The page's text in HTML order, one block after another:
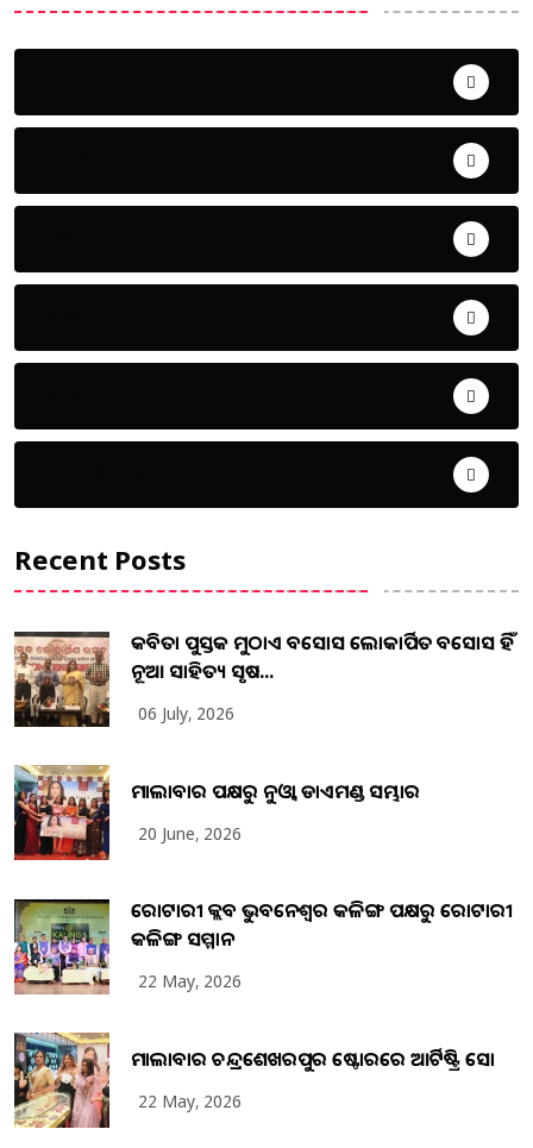
Recent Posts
କବିତା ପୁସ୍ତକ ମୁଠାଏ ଅବସୋସ ଲୋକାର୍ପିତ ଅବସୋସ ହିଁ
ନୂଆ ସାହିତ୍ୟ ସୃଷ...
06 July, 2026
ମାଲାବାର ପକ୍ଷରୁ ନୁଓ୍ବା ଡାଏମଣ୍ଡ ସମ୍ଭାର
20 June, 2026
ରୋଟାରୀ କ୍ଲବ ଭୁବନେଶ୍ୱର କଳିଙ୍ଗ ପକ୍ଷରୁ ରୋଟାରୀ
କଳିଙ୍ଗ ସମ୍ମାନ
22 May, 2026
ମାଲାବାର ଚନ୍ଦ୍ରଶେଖରପୁର ଷ୍ଟୋରରେ ଆର୍ଟିଷ୍ଟ୍ରି ସୋ
22 May, 2026